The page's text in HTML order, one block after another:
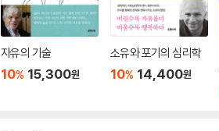
자유의 기술
10% 15,300원
소유와 포기의 심리학
10% 14,400원